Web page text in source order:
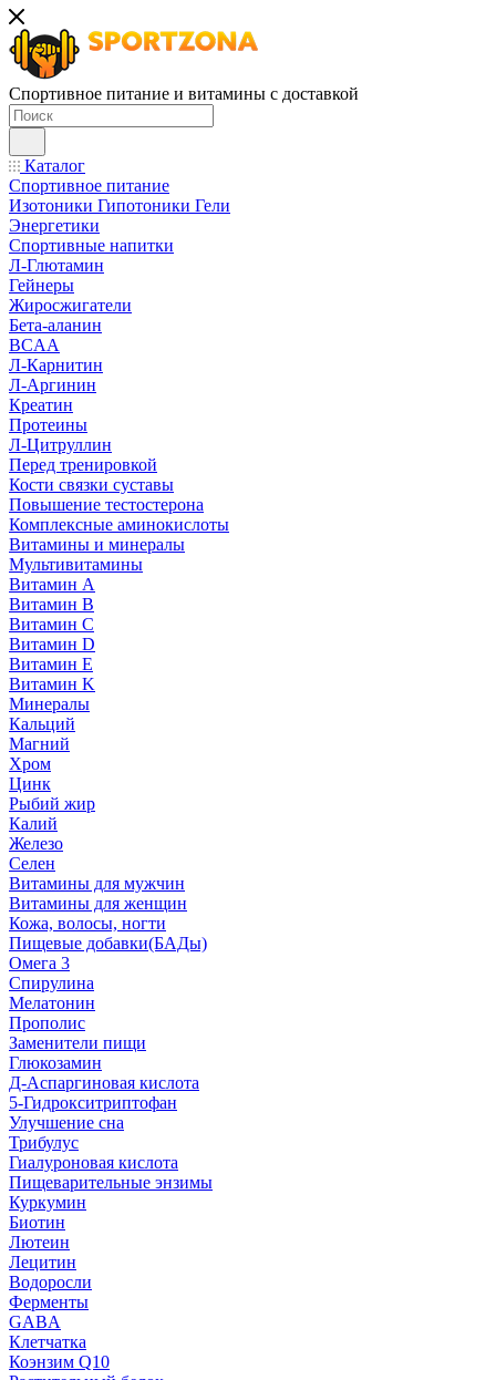
Спортивное питание и витамины с доставкой
Каталог
Спортивное питание
Изотоники Гипотоники Гели
Энергетики
Спортивные напитки
Л-Глютамин
Гейнеры
Жиросжигатели
Бета-аланин
BCAA
Л-Карнитин
Л-Аргинин
Креатин
Протеины
Л-Цитруллин
Перед тренировкой
Кости связки суставы
Повышение тестостерона
Комплексные аминокислоты
Витамины и минералы
Мультивитамины
Витамин A
Витамин B
Витамин C
Витамин D
Витамин E
Витамин K
Минералы
Кальций
Магний
Хром
Цинк
Рыбий жир
Калий
Железо
Селен
Витамины для мужчин
Витамины для женщин
Кожа, волосы, ногти
Пищевые добавки(БАДы)
Омега 3
Спирулина
Мелатонин
Прополис
Заменители пищи
Глюкозамин
Д-Аспаргиновая кислота
5-Гидрокситриптофан
Улучшение сна
Трибулус
Гиалуроновая кислота
Пищеварительные энзимы
Куркумин
Биотин
Лютеин
Лецитин
Водоросли
Ферменты
GABA
Клетчатка
Коэнзим Q10